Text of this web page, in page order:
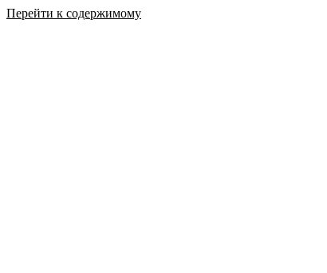
Перейти к содержимому